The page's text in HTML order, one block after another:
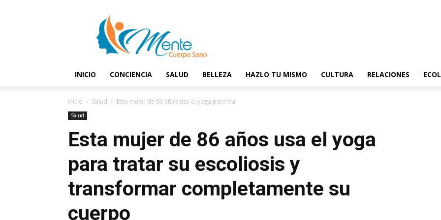
Cuerpo
Sano
INICIO CONCIENCIA SALUD BELLEZA HAZLO TU MISMO CULTURA RELACIONES
Inicio Salud Esta mujer de 86 años usa el yoga para tratar su escoliosis...
Salud
Esta mujer de 86 años usa el yoga
para tratar su escoliosis y
transformar completamente su
cuerpo